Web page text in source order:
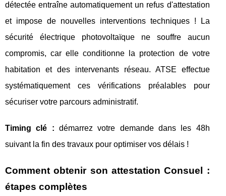
détectée entraîne automatiquement un refus d'attestation
et impose de nouvelles interventions techniques ! La
sécurité électrique photovoltaïque ne souffre aucun
compromis, car elle conditionne la protection de votre
habitation et des intervenants réseau. ATSE effectue
systématiquement ces vérifications préalables pour
sécuriser votre parcours administratif.
Timing clé : démarrez votre demande dans les 48h
suivant la fin des travaux pour optimiser vos délais !
Comment obtenir son attestation Consuel :
étapes complètes